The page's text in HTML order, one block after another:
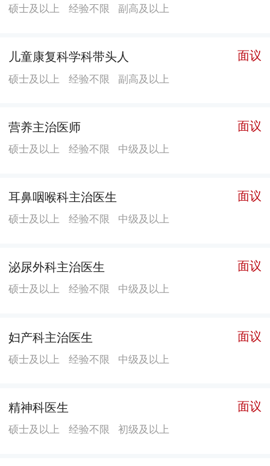
摄影系统、高清腹腔镜系统、高清宫腔镜及电切系统、
能数字化X光机等，1.5T超导磁共振成像系统、超高清腹
腔镜、64排CT正在采购。 四、学科特色 拥有深圳东部
实验室）。 产前诊断中心：于2016年通过省卫计委复
审，率先在全区开展产前筛查业务，集遗传咨询、遗传
陷综合干预中心并通过了评审。 产科：设有产房区1
个、普通病区4个和VIP病区1个，急危重症的救治能力、
承担着龙岗区产科业务指导、培训及辖区内急危重症孕
连续三年居全区第一、全市第二，2017年分娩量超1.5
龙岗区新生儿会诊救治中心，其中NICU的早产儿、低出
生体重儿救治达国内先进水平。 妇科：是全国宫颈癌早
各类妇科疾病诊疗项目。目前正在筹备开设二病区。 儿
科：设有2个病区，儿科一区是收治呼吸、消化、感染等
硕士及以上 经验不限 副高及以上
儿童康复科学科带头人 面议
硕士及以上 经验不限 副高及以上
营养主治医师 面议
硕士及以上 经验不限 中级及以上
耳鼻咽喉科主治医生 面议
硕士及以上 经验不限 中级及以上
泌尿外科主治医生 面议
硕士及以上 经验不限 中级及以上
妇产科主治医生 面议
硕士及以上 经验不限 中级及以上
精神科医生 面议
硕士及以上 经验不限 初级及以上